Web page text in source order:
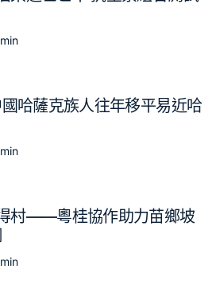
哈薩克族人往年移平易近哈
村——粵桂協作助力苗鄉坡